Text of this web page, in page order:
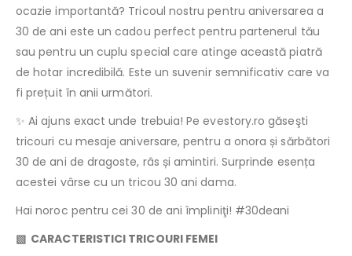
ocazie importantă? Tricoul nostru pentru aniversarea a
30 de ani este un cadou perfect pentru partenerul tău
sau pentru un cuplu special care atinge această piatră
de hotar incredibilă. Este un suvenir semnificativ care va
fi prețuit în anii următori.
✨ Ai ajuns exact unde trebuia! Pe evestory.ro găseşti
tricouri cu mesaje aniversare, pentru a onora și sărbători
30 de ani de dragoste, râs și amintiri. Surprinde esența
acestei vârse cu un tricou 30 ani dama.
Hai noroc pentru cei 30 de ani împliniţi! #30deani
▧ CARACTERISTICI TRICOURI FEMEI